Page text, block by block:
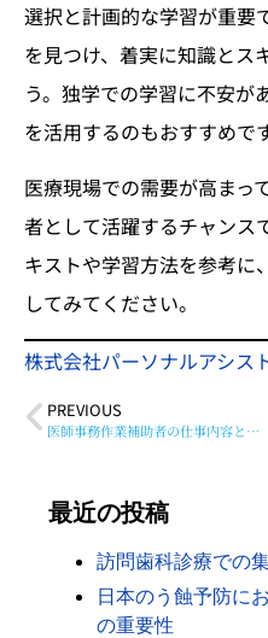
選択と計画的な学習が重要
を見つけ、着実に知識とス
う。独学での学習に不安が
を活用するのもおすすめです
医療現場での需要が高まっ
者として活躍するチャンス
キストや学習方法を参考に
してみてください。
株式会社パーソナルアシス
PREVIOUS
医師事務作業補助者の仕事内容とは？医療事務との違いも解説
最近の投稿
訪問歯科診療での
日本のう蝕予防に
の重要性